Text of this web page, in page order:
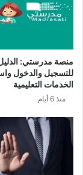
منصة مدرستي:
للتسجيل والدخول
الخدمات التعليمية
منذ 6 أيام